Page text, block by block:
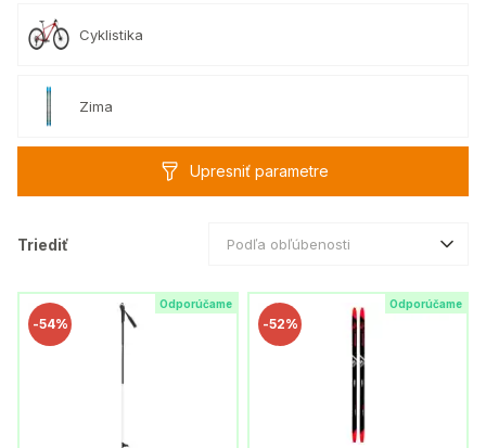
Cyklistika
Zima
Upresniť parametre
Triediť Podľa obľúbenosti
Odporúčame
-54%
Odporúčame
-52%